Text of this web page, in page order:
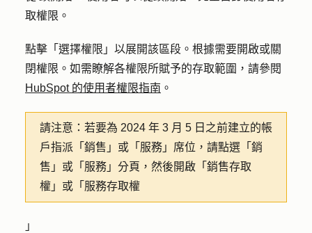
取權限。
點擊 「選擇權限 」以展開該區段。根據需要開啟或關
閉權限 。如需瞭解各權限所賦予的存取範圍，請參閱
HubSpot 的使用者權限指南 。
請注意： 若要為 2024 年 3 月 5 日之前建立的帳
戶指派「銷售」或「服務」席位，請點選「 銷
售 」或「 服務 」分頁，然後開啟「 銷售存取
權 」或 「服務存取權
」